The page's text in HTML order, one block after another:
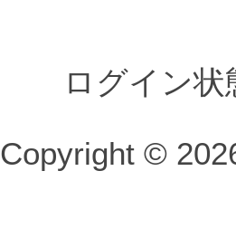
ログイン
Copyright ©